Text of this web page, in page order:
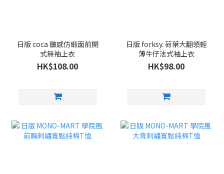
日版 coca 皺感仿緞面前開
式無袖上衣
HK$108.00
日版 forksy. 荷葉大翻領輕
薄牛仔法式袖上衣
HK$98.00